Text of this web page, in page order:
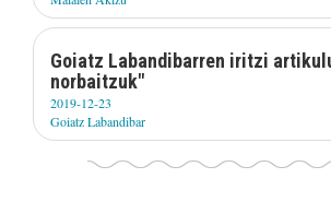
Goiatz Labandibarren iritzi
norbaitzuk"
2019-12-23
Goiatz Labandibar